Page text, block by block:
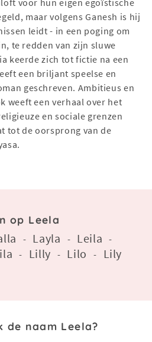
voor hun eigen egoïstische
maar volgens Ganesh is hij
leidt - in een poging om
te redden van zijn sluwe
keerde zich tot fictie na een
een briljant speelse en
geschreven. Ambitieus en
weeft een verhaal over het
en sociale grenzen
tot de oorsprong van de
op Leela
- Layla - Leila -
- Lilly - Lilo - Lily
de naam Leela?